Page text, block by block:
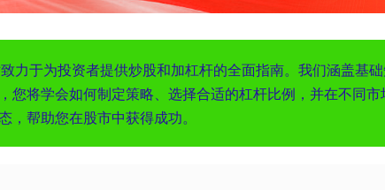
力于为投资者提供炒股和加杠杆的全面指南。我们涵盖基
您将学会如何制定策略、选择合适的杠杆比例，并在不同
帮助您在股市中获得成功。